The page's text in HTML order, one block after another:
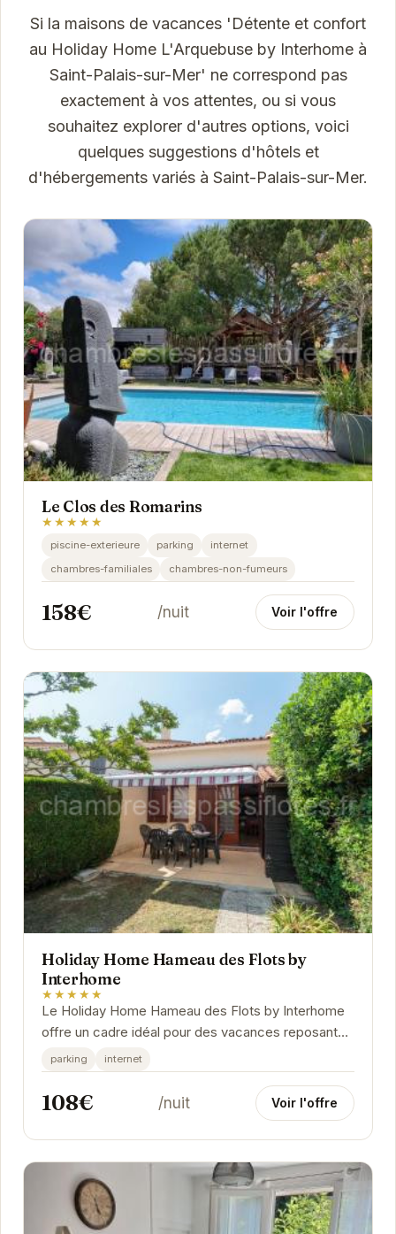
Si la maisons de vacances 'Détente et confort
au Holiday Home L'Arquebuse by Interhome à
Saint-Palais-sur-Mer' ne correspond pas
exactement à vos attentes, ou si vous
souhaitez explorer d'autres options, voici
quelques suggestions d'hôtels et
d'hébergements variés à Saint-Palais-sur-Mer.
Le Clos des Romarins
★★★★★
piscine-exterieure parking
internet
chambres-familiales
chambres-non-fumeurs
158€ /nuit Voir l'offre
Holiday Home Hameau des Flots by
Interhome
★★★★★
Le Holiday Home Hameau des Flots by Interhome
offre un cadre idéal pour des vacances reposantes
en famille ou entre amis. Profitez du confort et de...
parking internet
108€ /nuit Voir l'offre